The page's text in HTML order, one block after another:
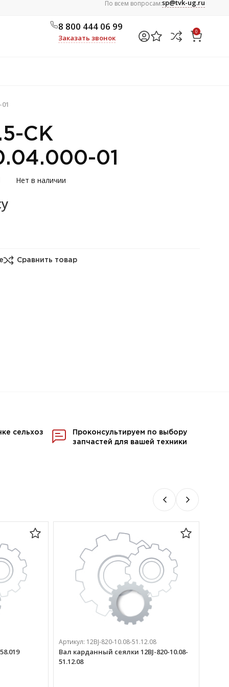
По всем вопросам:sp@tvk-ug.ru
8 800 444 06 99
Заказать звонок
0
СК
01
Нет в наличии
Сравнить товар
сельхоз
Проконсультируем по выбору
запчастей для вашей техники
Артикул: 12BJ-820-10.08-51.12.08
Вал карданный сеялки 12BJ-820-10.08-
51.12.08